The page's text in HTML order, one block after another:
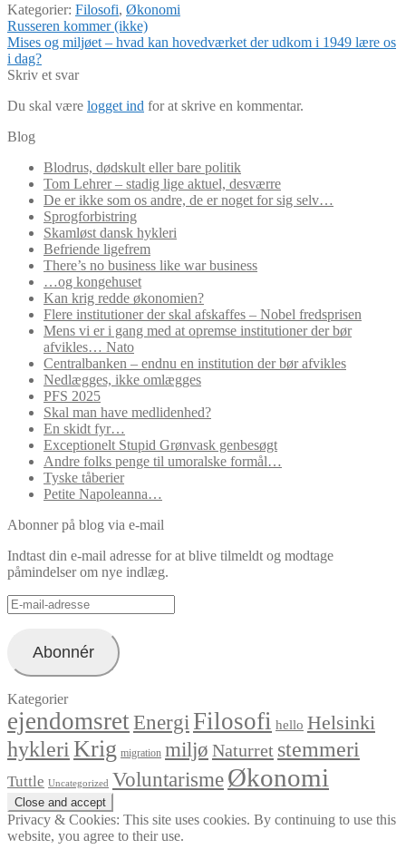
Kategorier: Filosofi, Økonomi
Indlægsnavigation
Forrige
indlæg:
Russeren kommer (ikke)
Næste
indlæg:
Mises og miljøet – hvad kan hovedværket der udkom i 1949 lære os
i dag?
Skriv et svar
Du skal være logget ind for at skrive en kommentar.
Blog
Blodrus, dødskult eller bare politik
Tom Lehrer – stadig lige aktuel, desværre
De er ikke som os andre, de er noget for sig selv…
Sprogforbistring
Skamløst dansk hykleri
Befriende ligefrem
There’s no business like war business
…og kongehuset
Kan krig redde økonomien?
Flere institutioner der skal afskaffes – Nobel fredsprisen
Mens vi er i gang med at opremse institutioner der bør
afvikles… Nato
Centralbanken – endnu en institution der bør afvikles
Nedlægges, ikke omlægges
PFS 2025
Skal man have medlidenhed?
En skidt fyr…
Exceptionelt Stupid Grønvask genbesøgt
Andre folks penge til umoralske formål…
Tyske tåberier
Petite Napoleanna…
Abonner på blog via e-mail
Indtast din e-mail adresse for at blive tilmeldt og modtage
påmindelser om nye indlæg.
E-
mail-
Abonnér
Kategorier
ejendomsretEnergi Filosofi hello Helsinki
hykleri Krig migration miljø Naturret stemmeri
Tuttle Uncategorized VoluntarismeØkonomi
Privacy & Cookies: This site uses cookies. By continuing to use this
website, you agree to their use.